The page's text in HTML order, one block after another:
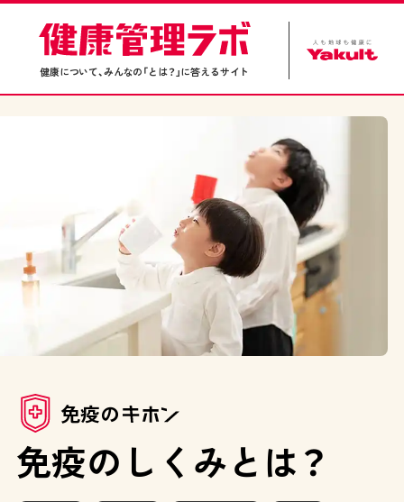
健康について、みんなの「とは？」に答えるサイト
免疫の
免疫のしくみとは？